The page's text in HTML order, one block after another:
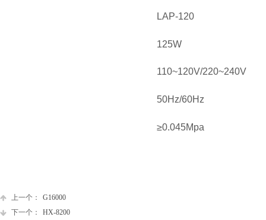
LAP-120
125W
110~120V/220~240V
50Hz/60Hz
≥0.045Mpa
上一个：
G16000
下一个：
HX-8200